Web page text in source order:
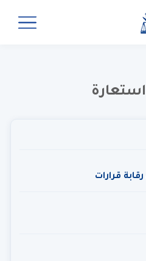
قرارات